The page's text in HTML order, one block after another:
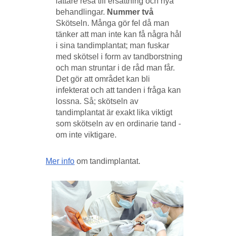
behandlingar. Nummer två
Skötseln. Många gör fel då man
tänker att man inte kan få några hål
i sina tandimplantat; man fuskar
med skötsel i form av tandborstning
och man struntar i de råd man får.
Det gör att området kan bli
infekterat och att tanden i fråga kan
lossna. Så; skötseln av
tandimplantat är exakt lika viktigt
som skötseln av en ordinarie tand -
om inte viktigare.
Mer info om tandimplantat.